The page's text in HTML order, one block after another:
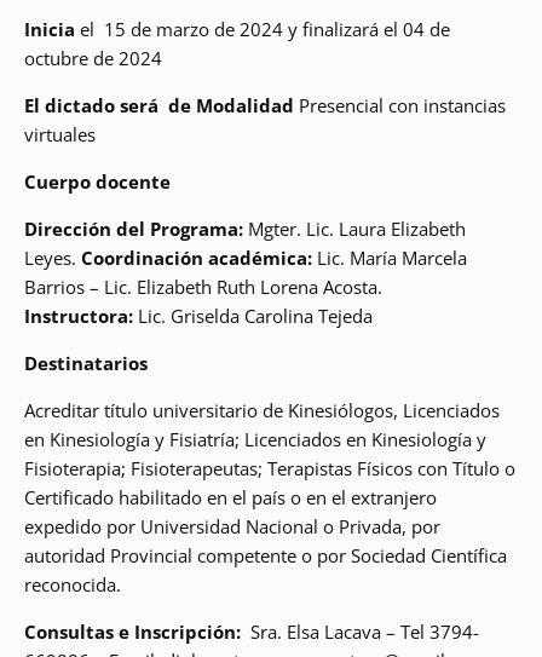
Inicia el 15 de marzo de 2024 y finalizará el 04 de
octubre de 2024
El dictado será de Modalidad Presencial con instancias
virtuales
Cuerpo docente
Dirección del Programa: Mgter. Lic. Laura Elizabeth
Leyes. Coordinación académica: Lic. María Marcela
Barrios – Lic. Elizabeth Ruth Lorena Acosta.
Instructora: Lic. Griselda Carolina Tejeda
Destinatarios
Acreditar título universitario de Kinesiólogos, Licenciados
en Kinesiología y Fisiatría; Licenciados en Kinesiología y
Fisioterapia; Fisioterapeutas; Terapistas Físicos con Título o
Certificado habilitado en el país o en el extranjero
expedido por Universidad Nacional o Privada, por
autoridad Provincial competente o por Sociedad Científica
reconocida.
Consultas e Inscripción: Sra. Elsa Lacava – Tel 3794-